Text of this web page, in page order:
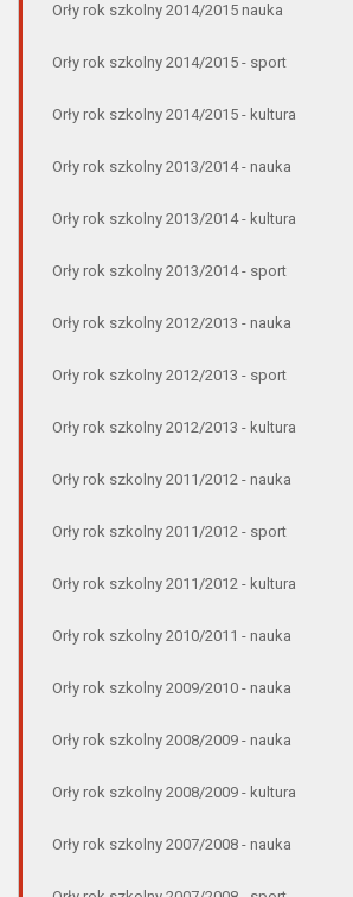
Orły rok szkolny 2014/2015 nauka
Orły rok szkolny 2014/2015 - sport
Orły rok szkolny 2014/2015 - kultura
Orły rok szkolny 2013/2014 - nauka
Orły rok szkolny 2013/2014 - kultura
Orły rok szkolny 2013/2014 - sport
Orły rok szkolny 2012/2013 - nauka
Orły rok szkolny 2012/2013 - sport
Orły rok szkolny 2012/2013 - kultura
Orły rok szkolny 2011/2012 - nauka
Orły rok szkolny 2011/2012 - sport
Orły rok szkolny 2011/2012 - kultura
Orły rok szkolny 2010/2011 - nauka
Orły rok szkolny 2009/2010 - nauka
Orły rok szkolny 2008/2009 - nauka
Orły rok szkolny 2008/2009 - kultura
Orły rok szkolny 2007/2008 - nauka